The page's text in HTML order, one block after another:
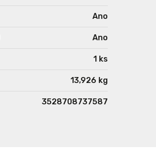
Ano
Ano
1 ks
13,926 kg
3528708737587